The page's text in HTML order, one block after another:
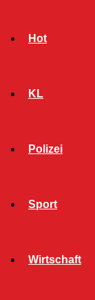
Hot
KL
Polizei
Sport
Wirtschaft